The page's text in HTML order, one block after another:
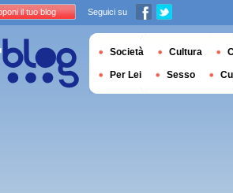
il tuo blog Seguici su
Società Cultura
Per Lei Sesso